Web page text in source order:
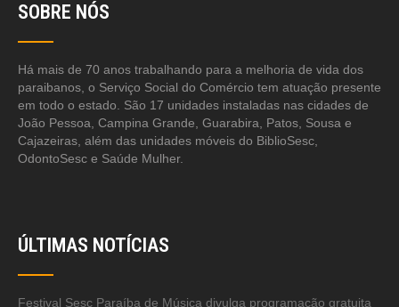
SOBRE NÓS
Há mais de 70 anos trabalhando para a melhoria de vida dos
paraibanos, o Serviço Social do Comércio tem atuação presente
em todo o estado. São 17 unidades instaladas nas cidades de
João Pessoa, Campina Grande, Guarabira, Patos, Sousa e
Cajazeiras, além das unidades móveis do BiblioSesc,
OdontoSesc e Saúde Mulher.
ÚLTIMAS NOTÍCIAS
Festival Sesc Paraíba de Música divulga programação gratuita